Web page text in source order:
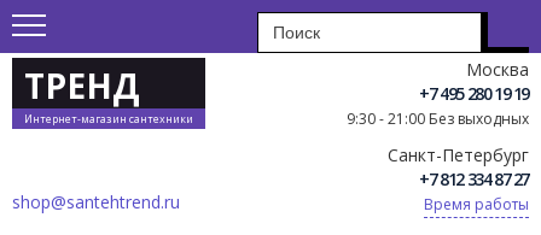
ТРЕНД
Интернет-магазин сантехники
Москва
+7 495 280 19 19
9:30 - 21:00 Без выходных
Санкт-Петербург
+7 812 334 87 27
Время работы
shop@santehtrend.ru